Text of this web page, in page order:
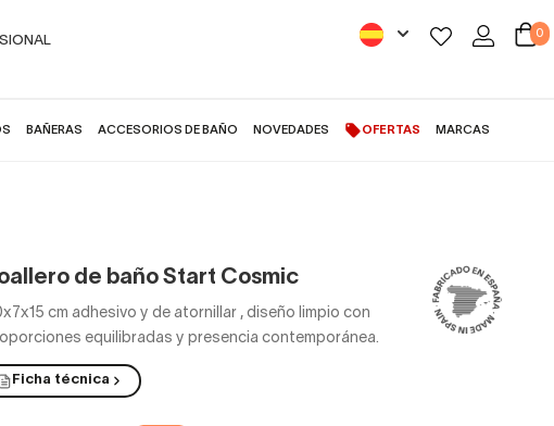
0
BAÑERAS ACCESORIOS DE BAÑO NOVEDADES OFERTAS MARCAS
de baño Start Cosmic
cm adhesivo y de atornillar , diseño limpio con
equilibradas y presencia contemporánea.
Ficha técnica